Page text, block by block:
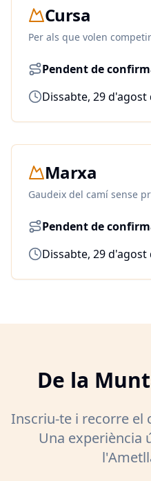
Cursa
Per als que volen competir
Pendent de
Dissabte, 29 d'agost
Marxa
Gaudeix del camí sense
Pendent de
Dissabte, 29 d'agost
De la
Inscriu-te i recorre el
Una experiència